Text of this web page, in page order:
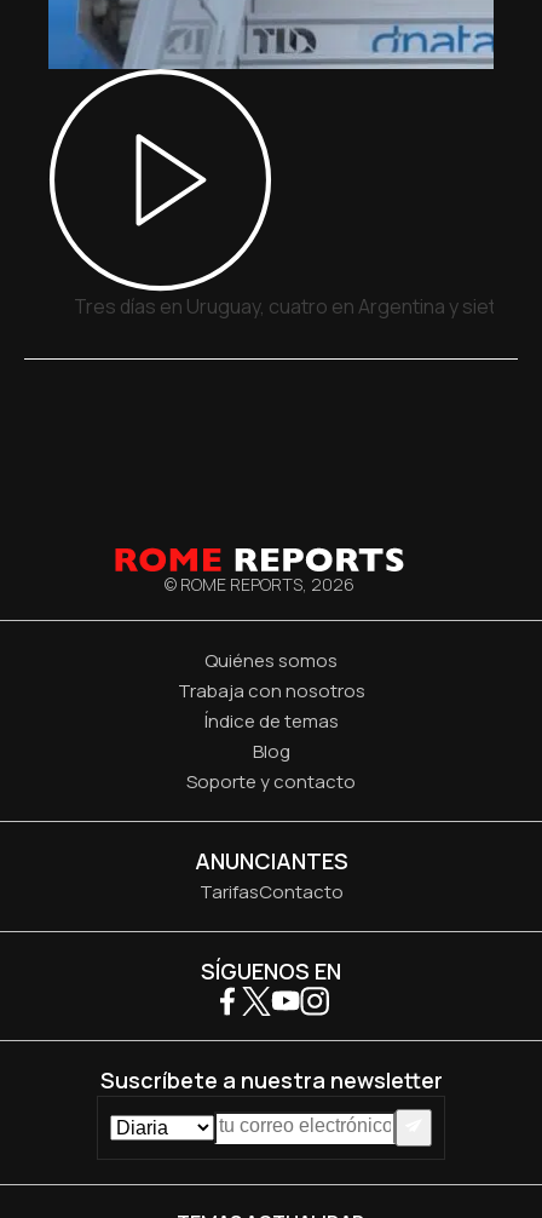
Tres días en Uruguay, cuatro en Argentina y siete
© ROME REPORTS, 2026
Quiénes somos
Trabaja con nosotros
Índice de temas
Blog
Soporte y contacto
ANUNCIANTES
TarifasContacto
SÍGUENOS EN
Suscríbete a nuestra newsletter